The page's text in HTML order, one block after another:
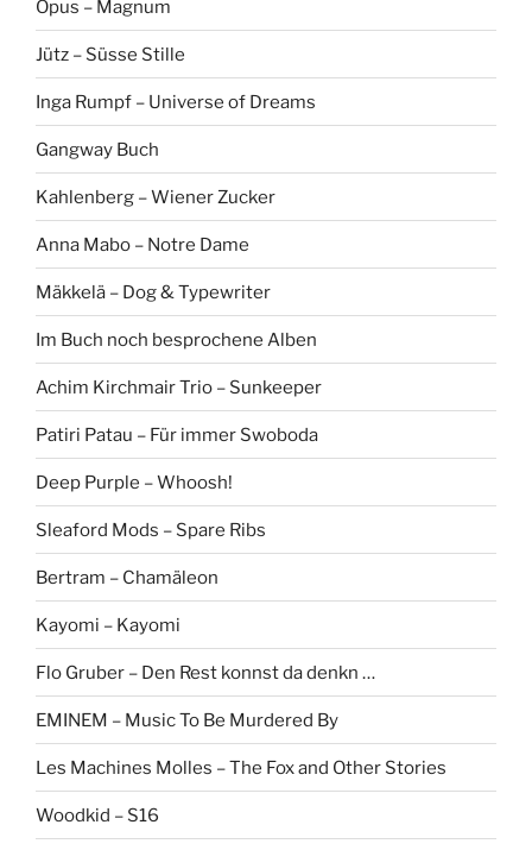
Opus – Magnum
Jütz – Süsse Stille
Inga Rumpf – Universe of Dreams
Gangway Buch
Kahlenberg – Wiener Zucker
Anna Mabo – Notre Dame
Mäkkelä – Dog & Typewriter
Im Buch noch besprochene Alben
Achim Kirchmair Trio – Sunkeeper
Patiri Patau – Für immer Swoboda
Deep Purple – Whoosh!
Sleaford Mods – Spare Ribs
Bertram – Chamäleon
Kayomi – Kayomi
Flo Gruber – Den Rest konnst da denkn …
EMINEM – Music To Be Murdered By
Les Machines Molles – The Fox and Other Stories
Woodkid – S16